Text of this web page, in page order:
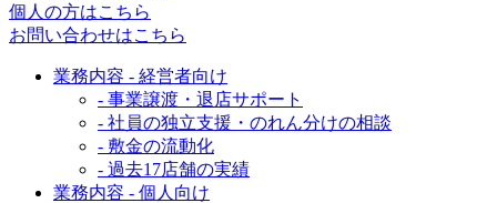
個人の方はこちら
お問い合わせはこちら
業務内容 - 経営者向け
- 事業譲渡・退店サポート
- 社員の独立支援・のれん分けの相談
- 敷金の流動化
- 過去17店舗の実績
業務内容 - 個人向け